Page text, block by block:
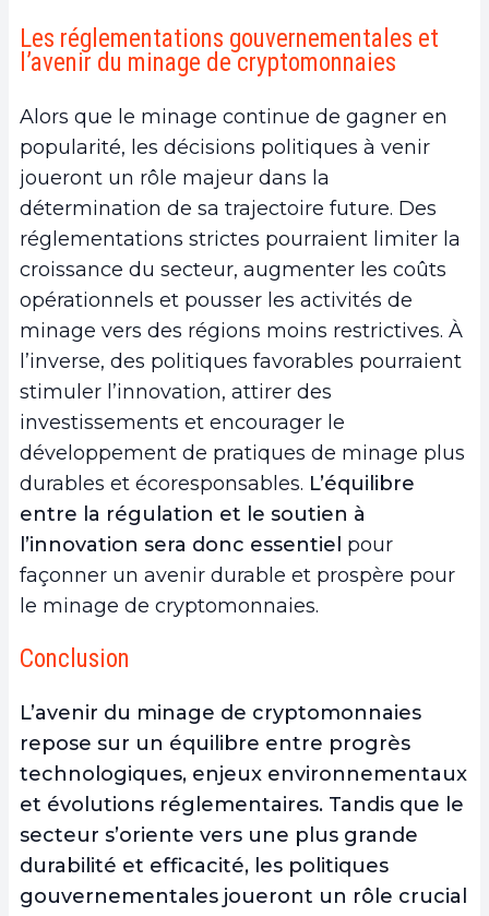
Les réglementations gouvernementales et
l’avenir du minage de cryptomonnaies
Alors que le minage continue de gagner en
popularité, les décisions politiques à venir
joueront un rôle majeur dans la
détermination de sa trajectoire future. Des
réglementations strictes pourraient limiter la
croissance du secteur, augmenter les coûts
opérationnels et pousser les activités de
minage vers des régions moins restrictives. À
l’inverse, des politiques favorables pourraient
stimuler l’innovation, attirer des
investissements et encourager le
développement de pratiques de minage plus
durables et écoresponsables. L’équilibre
entre la régulation et le soutien à
l’innovation sera donc essentiel pour
façonner un avenir durable et prospère pour
le minage de cryptomonnaies.
Conclusion
L’avenir du minage de cryptomonnaies
repose sur un équilibre entre progrès
technologiques, enjeux environnementaux
et évolutions réglementaires. Tandis que le
secteur s’oriente vers une plus grande
durabilité et efficacité, les politiques
gouvernementales joueront un rôle crucial